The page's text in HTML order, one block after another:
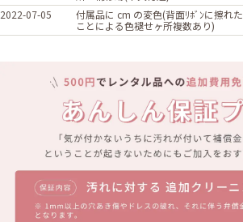
2022-07-05
付属品に cm の変色(背面ﾘﾎﾞﾝに擦れた
ことによる色褪せヶ所複数あり)